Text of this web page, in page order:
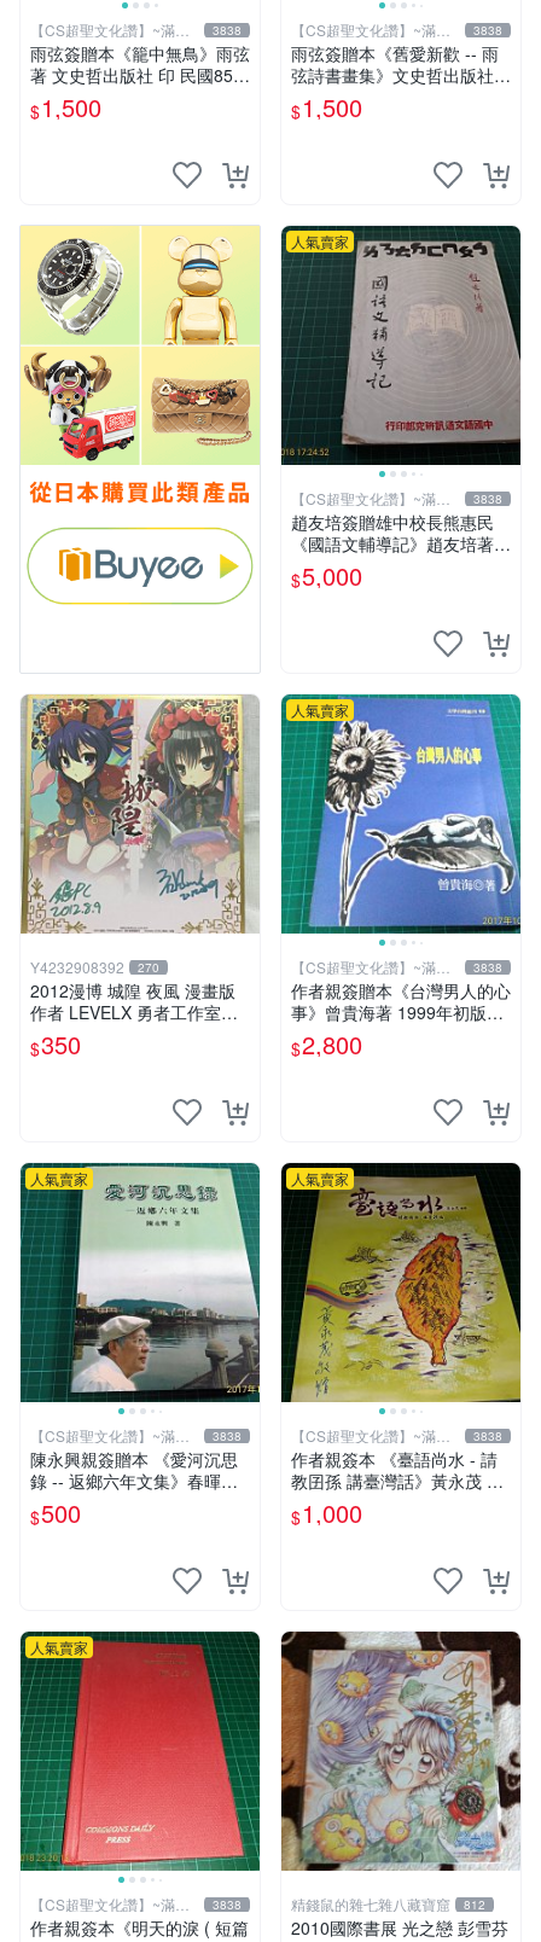
【CS超聖文化讚】~滿千
元送運
3838
雨弦簽贈本《籠中無鳥》雨弦
著 文史哲出版社 印 民國85年
初版 9成新 【CS超聖文化
讚】
$1,500
【CS超聖文化讚】~滿千
元送運
3838
雨弦簽贈本《舊愛新歡 -- 雨
弦詩書畫集》文史哲出版社
印 民國85年初版 9成新 【CS
超聖文化讚】
$1,500
人氣賣家
【CS超聖文化讚】~滿千
元送運
3838
趙友培簽贈雄中校長熊惠民
《國語文輔導記》趙友培著
中國語文通訊研究部印行 民
國53年臺北初版 書背封底有
$5,000
Y4232908392 270
2012漫博 城隍 夜風 漫畫版
作者 LEVELX 勇者工作室羊
仔 簽名板
$350
人氣賣家
【CS超聖文化讚】~滿千
元送運
3838
作者親簽贈本《台灣男人的心
事》曾貴海著 1999年初版一
刷 春暉出版 【CS超聖文化
讚】
$2,800
人氣賣家
【CS超聖文化讚】~滿千
元送運
3838
陳永興親簽贈本 《愛河沉思
錄 -- 返鄉六年文集》春暉｜
陳永興 2005年初版一刷 有微
書斑 【CS超聖文化讚】
$500
人氣賣家
【CS超聖文化讚】~滿千
元送運
3838
作者親簽本 《臺語尚水 - 請
教囝孫 講臺灣話》黃永茂 著
2014年二刷 9成新 【CS超聖
文化讚】
$1,000
人氣賣家
【CS超聖文化讚】~滿千
元送運
3838
作者親簽本《明天的淚 ( 短篇
精錢鼠的雜七雜八藏寶窟 812
2010國際書展 光之戀 彭雪芬